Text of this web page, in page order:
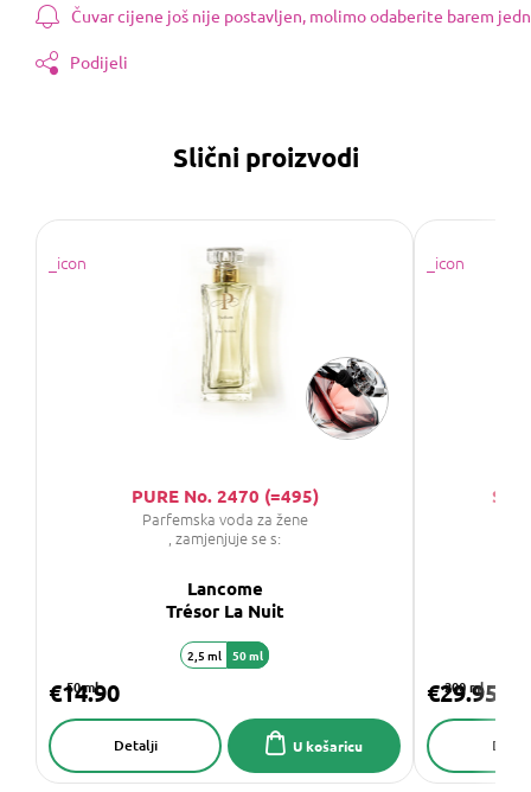
Čuvar cijene još nije postavljen, molimo odaberite barem
Podijeli
Slični proizvodi
PURE No. 2470 (=495)
Parfemska voda za žene
, zamjenjuje se s:
Lancome
Trésor La Nuit
50 ml
€14.90
U košaricu
Detalji
2,5 ml 50 ml
200 ml
€29.95